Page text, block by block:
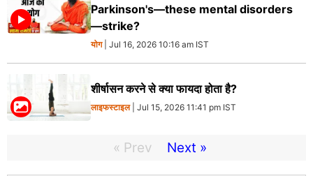
Parkinson's—these mental disorders
—strike?
योग| Jul 16, 2026 10:16 am IST
शीर्षासन करने से क्या फायदा होता है?
लाइफस्टाइल| Jul 15, 2026 11:41 pm IST
« Prev Next »